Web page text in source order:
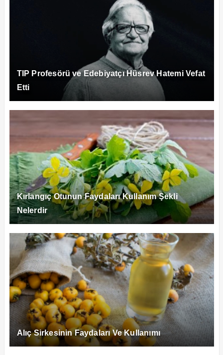
TIP Profesörü ve Edebiyatçı Hüsrev Hatemi Vefat
Etti
Kırlangıç Otunun Faydaları Kullanım Şekli
Nelerdir
Alıç Sirkesinin Faydaları Ve Kullanımı